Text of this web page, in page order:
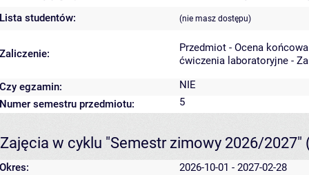
Lista studentów:
(nie masz dostępu)
Zaliczenie:
Przedmiot - Ocena
ćwiczenia laboratoryjne -
Czy egzamin:
NIE
Numer semestru przedmiotu:
5
Zajęcia w cyklu "Semestr zimowy 2026/2027"
Okres: 2026-10-01 - 2027-02-28